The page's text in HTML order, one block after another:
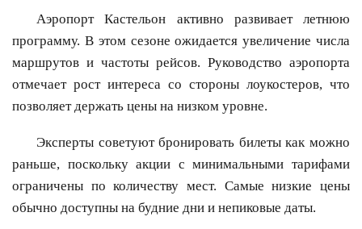
Аэропорт Кастельон активно развивает летнюю
программу. В этом сезоне ожидается увеличение числа
маршрутов и частоты рейсов. Руководство аэропорта
отмечает рост интереса со стороны лоукостеров, что
позволяет держать цены на низком уровне.
Эксперты советуют бронировать билеты как можно
раньше, поскольку акции с минимальными тарифами
ограничены по количеству мест. Самые низкие цены
обычно доступны на будние дни и непиковые даты.